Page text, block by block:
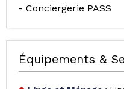
- Conciergerie PASS
Équipements &